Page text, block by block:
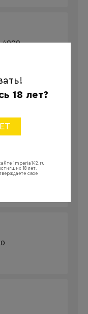
4000
18 лет?
imperia142.ru
18 лет.
свое